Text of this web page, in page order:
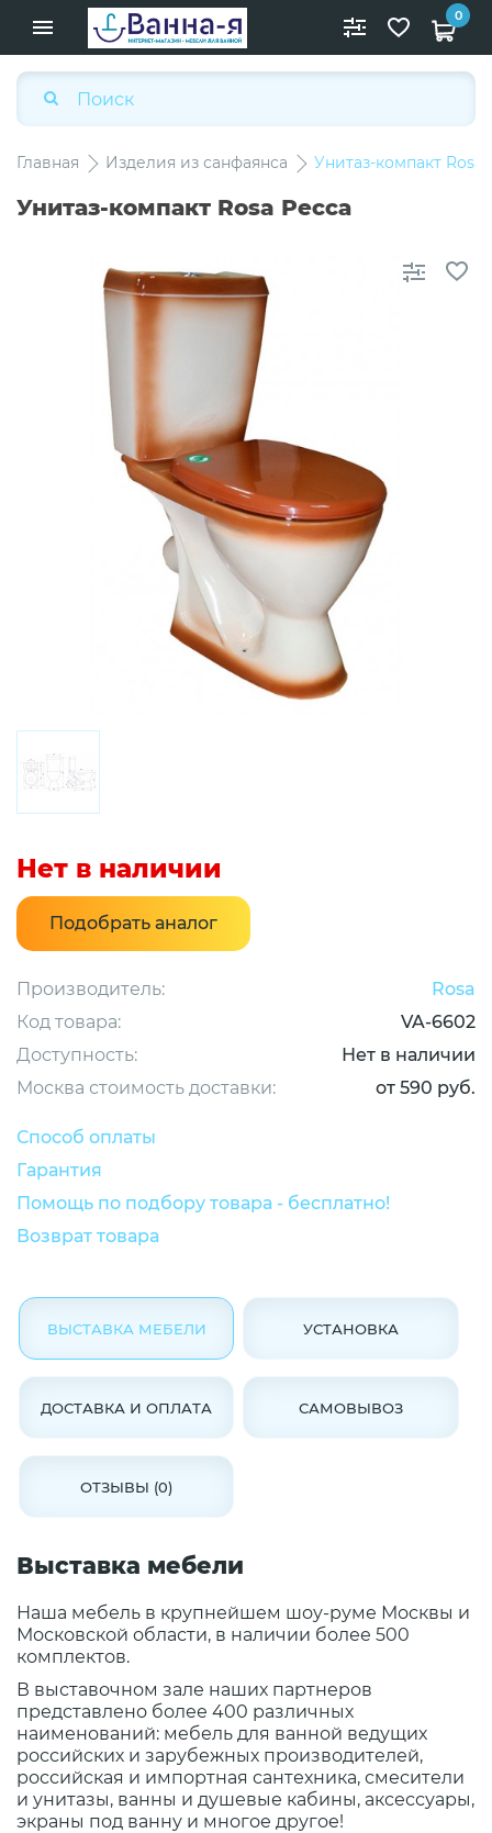
0
Главная Изделия из санфаянса Унитаз-компакт Rosa
Унитаз-компакт Rosa Ресса
Нет в наличии
Подобрать аналог
Производитель:
Rosa
Код товара:
VA-6602
Доступность:
Нет в наличии
Москва стоимость доставки:
от 590 руб.
Способ оплаты
Гарантия
Помощь по подбору товара - бесплатно!
Возврат товара
ВЫСТАВКА МЕБЕЛИ УСТАНОВКА
ДОСТАВКА И ОПЛАТА САМОВЫВОЗ
ОТЗЫВЫ (0)
Выставка мебели
Наша мебель в крупнейшем шоу-руме Москвы и
Московской области, в наличии более 500
комплектов.
В выставочном зале наших партнеров
представлено более 400 различных
наименований: мебель для ванной ведущих
российских и зарубежных производителей,
российская и импортная сантехника, смесители
и унитазы, ванны и душевые кабины, аксессуары,
экраны под ванну и многое другое!